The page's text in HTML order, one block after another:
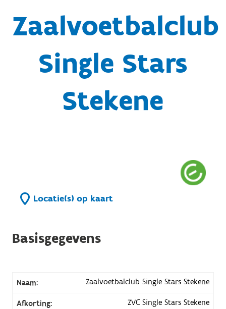
Zaalvoetbalclub
Single Stars
Stekene
Locatie(s) op kaart
Basisgegevens
Naam: Zaalvoetbalclub Single Stars Stekene
Afkorting: ZVC Single Stars Stekene